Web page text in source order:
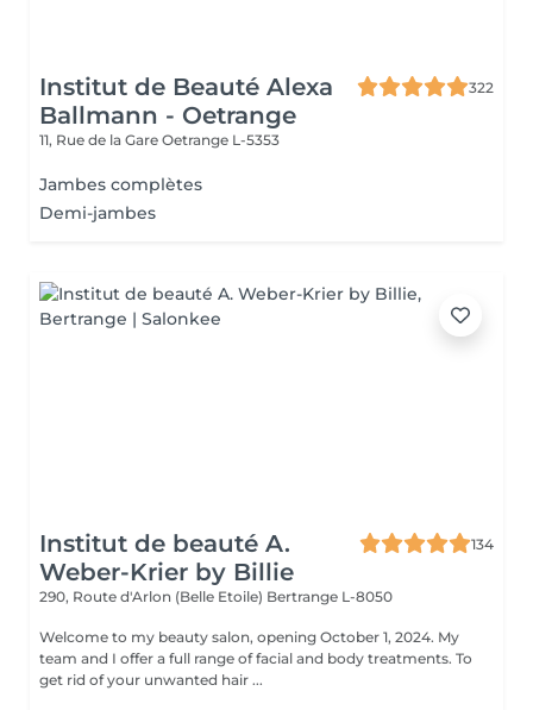
Institut de Beauté Alexa
Ballmann - Oetrange
322
11, Rue de la Gare Oetrange L-5353
Jambes complètes
Demi-jambes
Institut de beauté A.
Weber-Krier by Billie
134
290, Route d'Arlon (Belle Etoile) Bertrange L-8050
Welcome to my beauty salon, opening October 1, 2024. My
team and I offer a full range of facial and body treatments. To
get rid of your unwanted hair ...